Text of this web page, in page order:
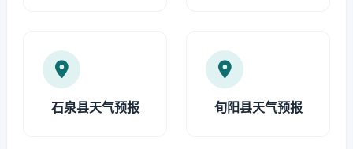
石泉县天气预报 旬阳县天气预报